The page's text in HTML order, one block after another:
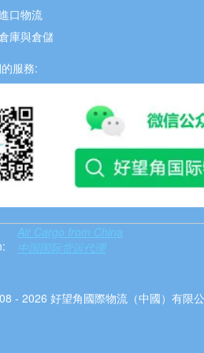
口物流
庫與倉儲
服務:
Air Cargo from China
中国国际货运代理
- 2026 好望角國際物流（中國）有限